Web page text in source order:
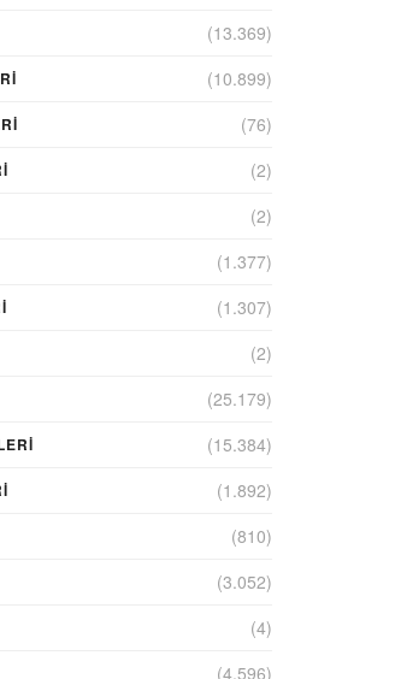
(13.369)
(10.899)
(76)
(2)
(2)
(1.377)
(1.307)
(2)
(25.179)
(15.384)
(1.892)
(810)
(3.052)
(4)
(4.596)